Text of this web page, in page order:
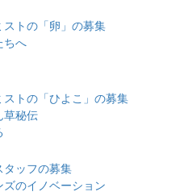
トの「卵」の募集
ちへ
トの「ひよこ」の募集
草秘伝
ッフの募集
のイノベーション